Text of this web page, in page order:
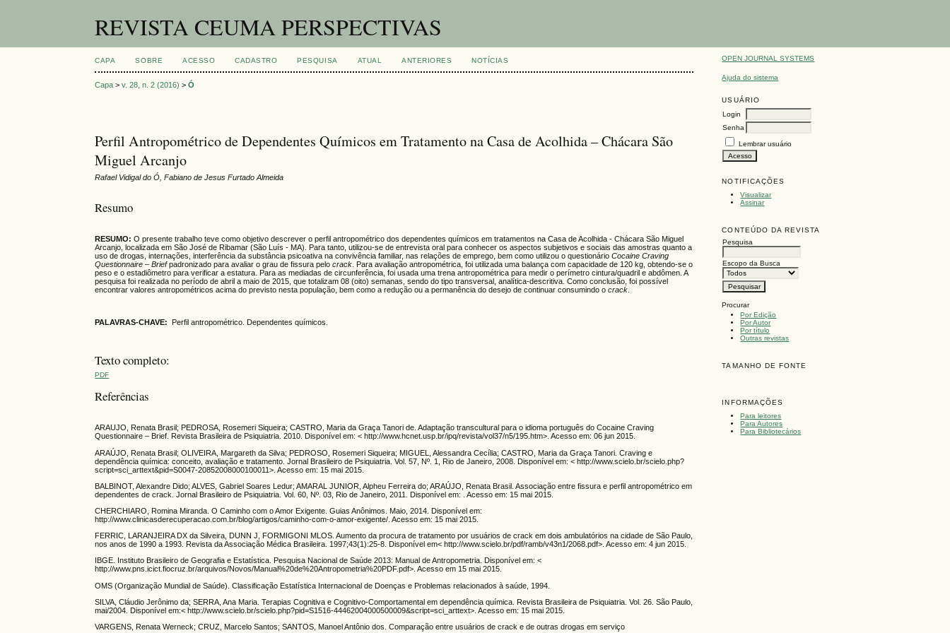
REVISTA CEUMA PERSPECTIVAS
OPEN JOURNAL SYSTEMS
Ajuda do sistema
USUÁRIO
Login
Senha
Lembrar usuário
NOTIFICAÇÕES
Visualizar
Assinar
CONTEÚDO DA REVISTA
Pesquisa
Escopo da Busca
Procurar
Por Edição
Por Autor
Por título
Outras revistas
TAMANHO DE FONTE
INFORMAÇÕES
Para leitores
Para Autores
Para Bibliotecários
CAPA SOBRE ACESSO CADASTRO PESQUISA ATUAL ANTERIORES NOTÍCIAS
Capa >v. 28, n. 2 (2016) >Ó
Perfil Antropométrico de Dependentes Químicos em Tratamento na Casa de Acolhida – Chácara São
Miguel Arcanjo
Rafael Vidigal do Ó, Fabiano de Jesus Furtado Almeida
Resumo
RESUMO:O presente trabalho teve como objetivo descrever o perfil antropométrico dos dependentes químicos em tratamentos na Casa de Acolhida - Chácara São Miguel
Arcanjo, localizada em São José de Ribamar (São Luís - MA). Para tanto, utilizou-se de entrevista oral para conhecer os aspectos subjetivos e sociais das amostras quanto a
uso de drogas, internações, interferência da substância psicoativa na convivência familiar, nas relações de emprego, bem como utilizou o questionárioCocaine Craving
Questionnaire – Briefpadronizado para avaliar o grau de fissura pelocrack . Para avaliação antropométrica, foi utilizada uma balança com capacidade de 120 kg, obtendo-se o
peso e o estadiômetro para verificar a estatura. Para as mediadas de circunferência, foi usada uma trena antropométrica para medir o perímetro cintura/quadril e abdômen. A
pesquisa foi realizada no período de abril a maio de 2015, que totalizam 08 (oito) semanas, sendo do tipo transversal, analítica-descritiva. Como conclusão, foi possível
encontrar valores antropométricos acima do previsto nesta população, bem como a redução ou a permanência do desejo de continuar consumindo ocrack
PALAVRAS-CHAVE: Perfil antropométrico. Dependentes químicos.
Texto completo:
PDF
Referências
ARAUJO, Renata Brasil; PEDROSA, Rosemeri Siqueira; CASTRO, Maria da Graça Tanori de. Adaptação transcultural para o idioma português do Cocaine Craving
Questionnaire – Brief. Revista Brasileira de Psiquiatria. 2010. Disponível em: < http://www.hcnet.usp.br/ipq/revista/vol37/n5/195.htm>. Acesso em: 06 jun 2015.
ARAÚJO, Renata Brasil; OLIVEIRA, Margareth da Silva; PEDROSO, Rosemeri Siqueira; MIGUEL, Alessandra Cecília; CASTRO, Maria da Graça Tanori. Craving e
dependência química: conceito, avaliação e tratamento. Jornal Brasileiro de Psiquiatria. Vol. 57, Nº. 1, Rio de Janeiro, 2008. Disponível em: < http://www.scielo.br/scielo.php?
script=sci_arttext&pid=S0047-20852008000100011>. Acesso em: 15 mai 2015.
BALBINOT, Alexandre Dido; ALVES, Gabriel Soares Ledur; AMARAL JUNIOR, Alpheu Ferreira do; ARAÚJO, Renata Brasil. Associação entre fissura e perfil antropométrico em
dependentes de crack. Jornal Brasileiro de Psiquiatria. Vol. 60, Nº. 03, Rio de Janeiro, 2011. Disponível em: . Acesso em: 15 mai 2015.
CHERCHIARO, Romina Miranda. O Caminho com o Amor Exigente. Guias Anônimos. Maio, 2014. Disponível em:
http://www.clinicasderecuperacao.com.br/blog/artigos/caminho-com-o-amor-exigente/. Acesso em: 15 mai 2015.
FERRIC, LARANJEIRA DX da Silveira, DUNN J, FORMIGONI MLOS. Aumento da procura de tratamento por usuários de crack em dois ambulatórios na cidade de São Paulo,
nos anos de 1990 a 1993. Revista da Associação Médica Brasileira. 1997;43(1):25-8. Disponível em< http://www.scielo.br/pdf/ramb/v43n1/2068.pdf>. Acesso em: 4 jun 2015.
IBGE. Instituto Brasileiro de Geografia e Estatística. Pesquisa Nacional de Saúde 2013: Manual de Antropometria. Disponível em: <
http://www.pns.icict.fiocruz.br/arquivos/Novos/Manual%20de%20Antropometria%20PDF.pdf>. Acesso em 15 mai 2015.
OMS (Organização Mundial de Saúde). Classificação Estatística Internacional de Doenças e Problemas relacionados à saúde, 1994.
SILVA, Cláudio Jerônimo da; SERRA, Ana Maria. Terapias Cognitiva e Cognitivo-Comportamental em dependência química. Revista Brasileira de Psiquiatria. Vol. 26. São Paulo,
mai/2004. Disponível em:< http://www.scielo.br/scielo.php?pid=S1516-44462004000500009&script=sci_arttext>. Acesso em: 15 mai 2015.
VARGENS, Renata Werneck; CRUZ, Marcelo Santos; SANTOS, Manoel Antônio dos. Comparação entre usuários de crack e de outras drogas em serviço